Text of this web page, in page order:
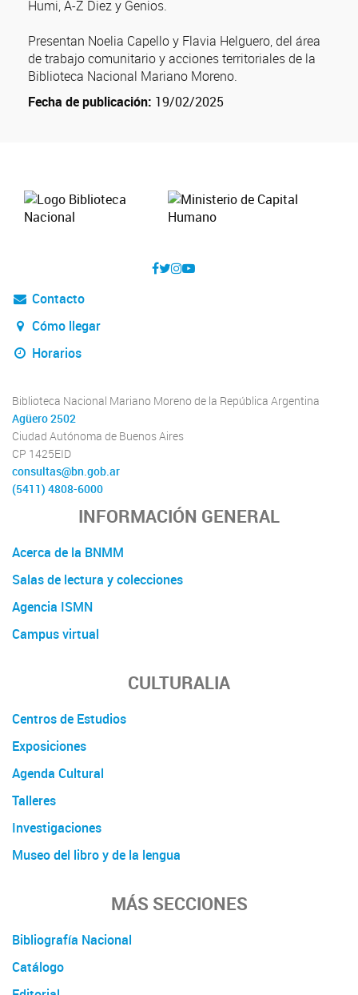
Humi, A-Z Diez y Genios.
Presentan Noelia Capello y Flavia Helguero, del área
de trabajo comunitario y acciones territoriales de la
Biblioteca Nacional Mariano Moreno.
Fecha de publicación: 19/02/2025
Contacto
Cómo llegar
Horarios
Biblioteca Nacional Mariano Moreno de la República Argentina
Agüero 2502
Ciudad Autónoma de Buenos Aires
CP 1425EID
consultas@bn.gob.ar
(5411) 4808-6000
INFORMACIÓN GENERAL
Acerca de la BNMM
Salas de lectura y colecciones
Agencia ISMN
Campus virtual
CULTURALIA
Centros de Estudios
Exposiciones
Agenda Cultural
Talleres
Investigaciones
Museo del libro y de la lengua
MÁS SECCIONES
Bibliografía Nacional
Catálogo